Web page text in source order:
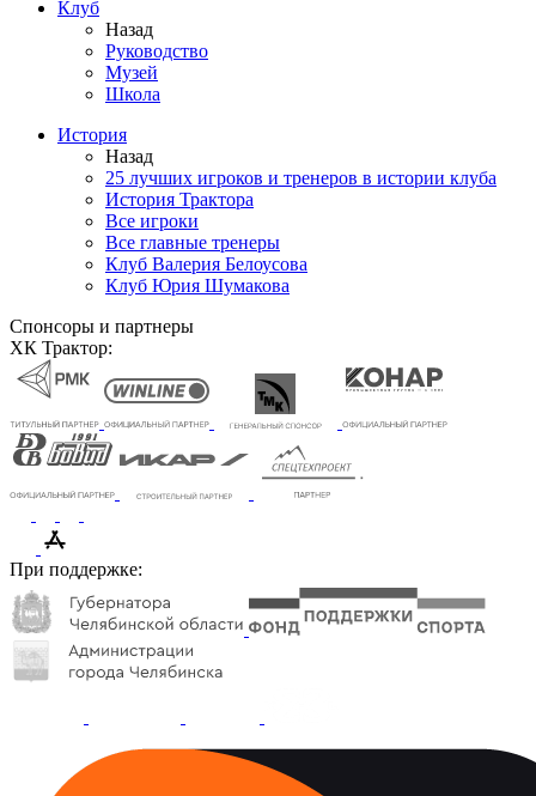
Клуб
Назад
Руководство
Музей
Школа
История
Назад
25 лучших игроков и тренеров в истории клуба
История Трактора
Все игроки
Все главные тренеры
Клуб Валерия Белоусова
Клуб Юрия Шумакова
Спонсоры и партнеры
ХК Трактор:
При поддержке: